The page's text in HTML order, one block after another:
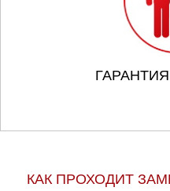
КАК ПРОХОДИТ